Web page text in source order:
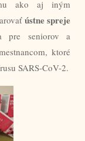
ako aj iným
ústne spreje
pre seniorov a
ktoré
SARS-CoV-2.